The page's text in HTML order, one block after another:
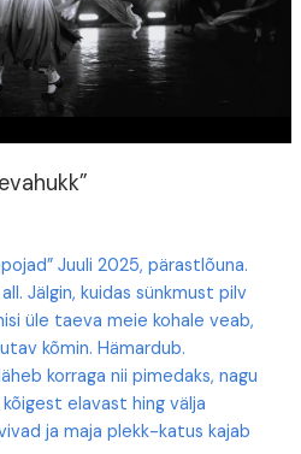
Juuli 2025, pärastlõuna.
Jälgin, kuidas sünkmust pilv
üle taeva meie kohale veab,
kõmin. Hämardub.
korraga nii pimedaks, nagu
elavast hing välja
ja maja plekk-katus kajab